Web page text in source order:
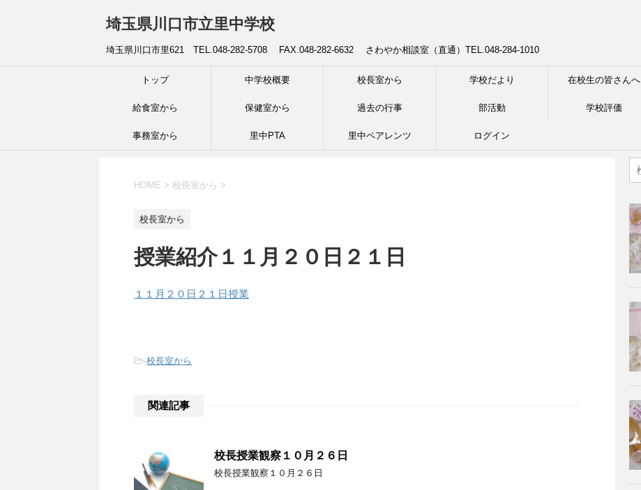
埼玉県川口市立里中学校
埼玉県川口市里621 TEL.048-282-5708 FAX.048-282-6632 さわやか相談室（直通）TEL.048-284-1010
トップ 中学校概要 校長室から 学校だより 在校生の皆さんへ
給食室から 保健室から 過去の行事 部活動 学校評価
事務室から 里中PTA 里中ペアレンツ ログイン
HOME > 校長室から >
校長室から
授業紹介１１月２０日２１日
１１月２０日２１日授業
-校長室から
関連記事
校長授業観察１０月２６日
校長授業観察１０月２６日